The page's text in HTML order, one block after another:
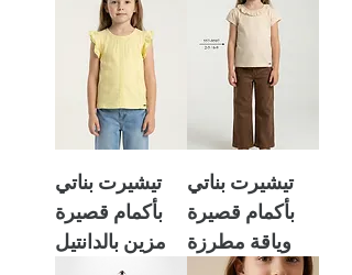
تيشيرت بناتي
بأكمام قصيرة
وياقة مطرزة
تيشيرت بناتي
بأكمام قصيرة
مزين بالدانتيل